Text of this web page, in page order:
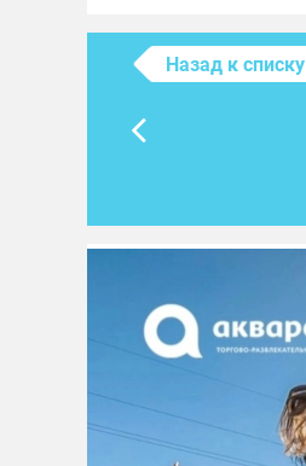
Назад к списку